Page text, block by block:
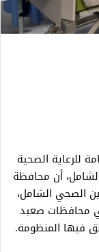
للرعاية الصحية
أن محافظة
الصحي الشامل،
محافظات صعيد
فيها المنظومة.